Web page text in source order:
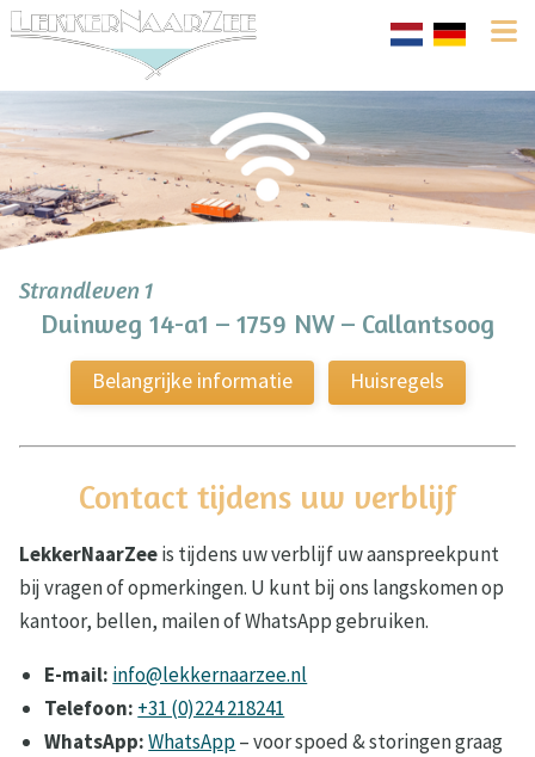
Strandleven 1
Duinweg 14-a1 – 1759 NW – Callantsoog
Belangrijke informatie Huisregels
Contact tijdens uw verblijf
LekkerNaarZeeis tijdens uw verblijf uw aanspreekpunt
bij vragen of opmerkingen. U kunt bij ons langskomen op
kantoor, bellen, mailen of WhatsApp gebruiken.
E-mail: info@lekkernaarzee.nl
Telefoon: +31 (0)224 218241
WhatsApp:WhatsApp– voor spoed & storingen graag